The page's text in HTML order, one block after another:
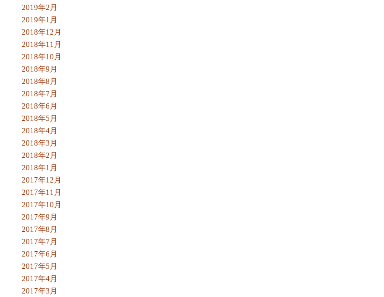
2019年2月
2019年1月
2018年12月
2018年11月
2018年10月
2018年9月
2018年8月
2018年7月
2018年6月
2018年5月
2018年4月
2018年3月
2018年2月
2018年1月
2017年12月
2017年11月
2017年10月
2017年9月
2017年8月
2017年7月
2017年6月
2017年5月
2017年4月
2017年3月